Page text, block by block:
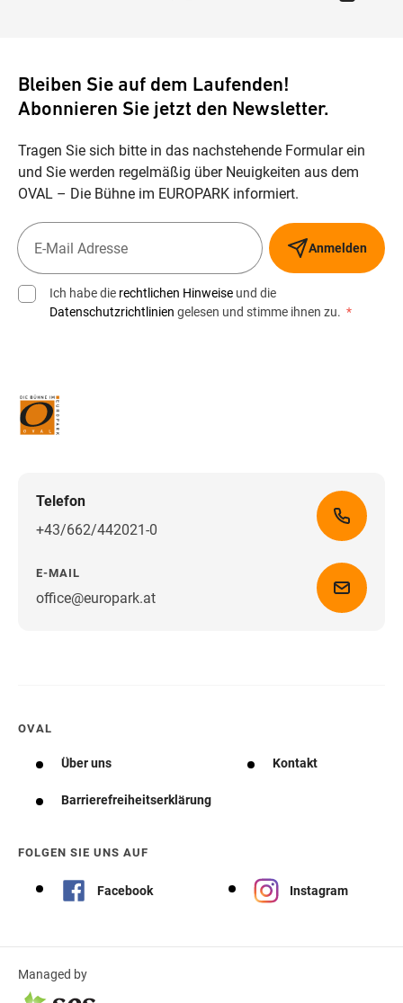
Bleiben Sie auf dem Laufenden!
Abonnieren Sie jetzt den Newsletter.
Tragen Sie sich bitte in das nachstehende Formular ein
und Sie werden regelmäßig über Neuigkeiten aus dem
OVAL – Die Bühne im EUROPARK informiert.
Anmelden
Ich habe die rechtlichen Hinweise und die
Datenschutzrichtlinien gelesen und stimme ihnen zu. *
Telefon
+43/662/442021-0
E-MAIL
office@europark.atWegbeschreibung erhalten
OVAL
Über uns Kontakt
Barrierefreiheitserklärung
FOLGEN SIE UNS AUF
Facebook Instagram
Managed by